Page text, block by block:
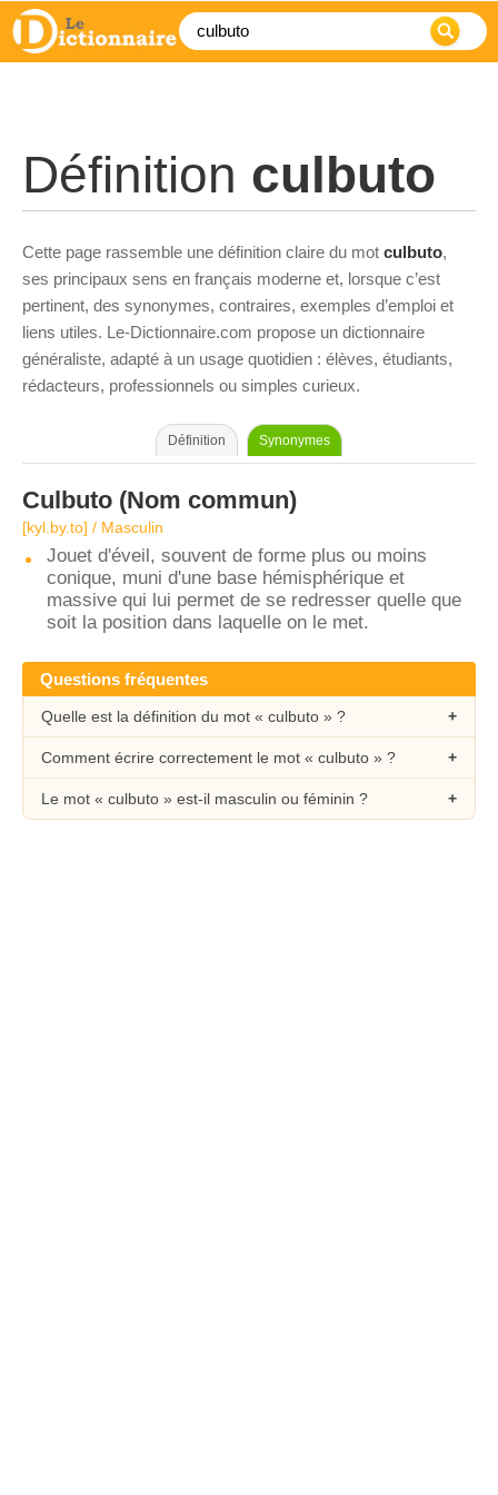
Définition culbuto
Cette page rassemble une définition claire du mot culbuto,
ses principaux sens en français moderne et, lorsque c’est
pertinent, des synonymes, contraires, exemples d’emploi et
liens utiles. Le-Dictionnaire.com propose un dictionnaire
généraliste, adapté à un usage quotidien : élèves, étudiants,
rédacteurs, professionnels ou simples curieux.
Définition Synonymes
Culbuto (Nom commun)
[kyl.by.to] / Masculin
Jouet d'éveil, souvent de forme plus ou moins
conique, muni d'une base hémisphérique et
massive qui lui permet de se redresser quelle que
soit la position dans laquelle on le met.
Questions fréquentes
Quelle est la définition du mot « culbuto » ?
Comment écrire correctement le mot « culbuto » ?
Le mot « culbuto » est-il masculin ou féminin ?